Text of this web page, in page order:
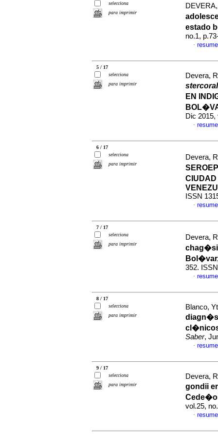
selecciona
para imprimir
estado
no.1,
·
5 / 17
selecciona
para imprimir
Devera,
EN
Dic 2015,
·
6 / 17
selecciona
para imprimir
Devera,
ISSN
·
7 / 17
selecciona
para imprimir
Devera,
352.
·
8 / 17
selecciona
para imprimir
Blanco,
Saber,
·
9 / 17
selecciona
para imprimir
Devera,
gondii
vol.25,
·